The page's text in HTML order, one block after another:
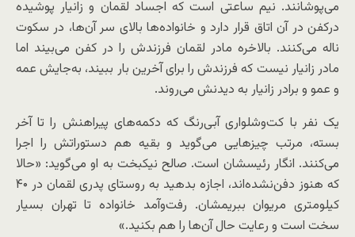
می‌پوشانند. نیم ساعتی است که اجساد لقمان و زانیار پوشیده
درکفن در آن اتاق قرار دارد و خانواده‌ها بالای سر آن‌ها، در سکوت
ناله می‌کنند. بالاخره مادر لقمان فرزندش را در کفن می‌بیند اما
مادر زانیار نیست که فرزندش را برای آخرین بار ببیند، به‌جایش عمه
و عمو و برادر زانیار به دیدنش می‌روند.
یک نفر با کت‌وشلواری آبی‌رنگ که دکمه‌های پیراهنش را تا آخر
بسته، مرتب چیزهایی می‌گوید و بقیه هم دستوراتش را اجرا
می‌کنند. انگار رئیسشان است. صالح نیکبخت به او می‌گوید: «حالا
که هنوز دفن‌نشده‌اند، اجازه بدهید به روستای پدری لقمان در ۴۰
کیلومتری مریوان ببریمشان. رفت‌وآمد خانواده تا تهران بسیار
سخت است و رعایت حال آن‌ها را هم بکنید.»